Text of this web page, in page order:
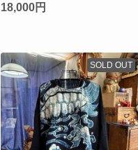
18,000円
SOLD OUT